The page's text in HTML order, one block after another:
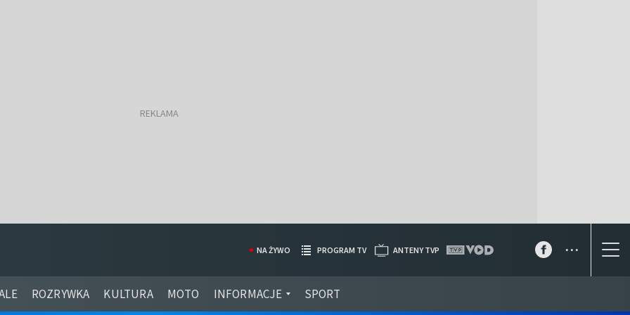
ROZRYWKA KULTURA MOTO INFORMACJE SPORT
NA ŻYWO PROGRAM TV ANTENY TVP ...